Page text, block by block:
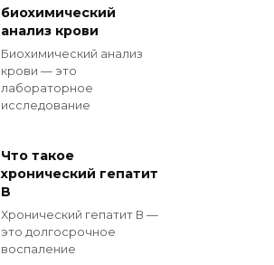
биохимический
анализ крови
Биохимический анализ
крови — это
лабораторное
исследование
Что такое
хронический гепатит
В
Хронический гепатит В —
это долгосрочное
воспаление